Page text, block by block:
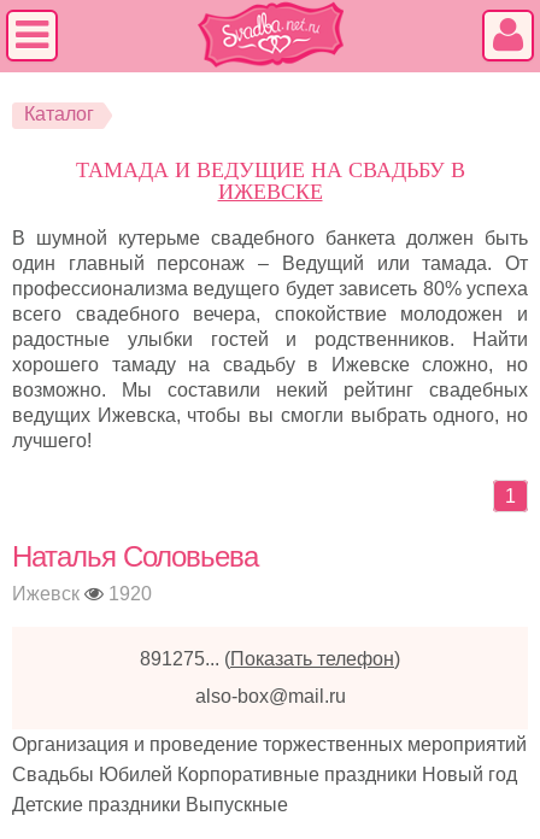
Каталог
ТАМАДА И ВЕДУЩИЕ НА СВАДЬБУ В
ИЖЕВСКЕ
В шумной кутерьме свадебного банкета должен быть
один главный персонаж – Ведущий или тамада. От
профессионализма ведущего будет зависеть 80% успеха
всего свадебного вечера, спокойствие молодожен и
радостные улыбки гостей и родственников. Найти
хорошего тамаду на свадьбу в Ижевске сложно, но
возможно. Мы составили некий рейтинг свадебных
ведущих Ижевска, чтобы вы смогли выбрать одного, но
лучшего!
1
Наталья Соловьева
Ижевск 1920
891275... (Показать телефон)
also-box@mail.ru
Организация и проведение торжественных мероприятий
Свадьбы Юбилей Корпоративные праздники Новый год
Детские праздники Выпускные